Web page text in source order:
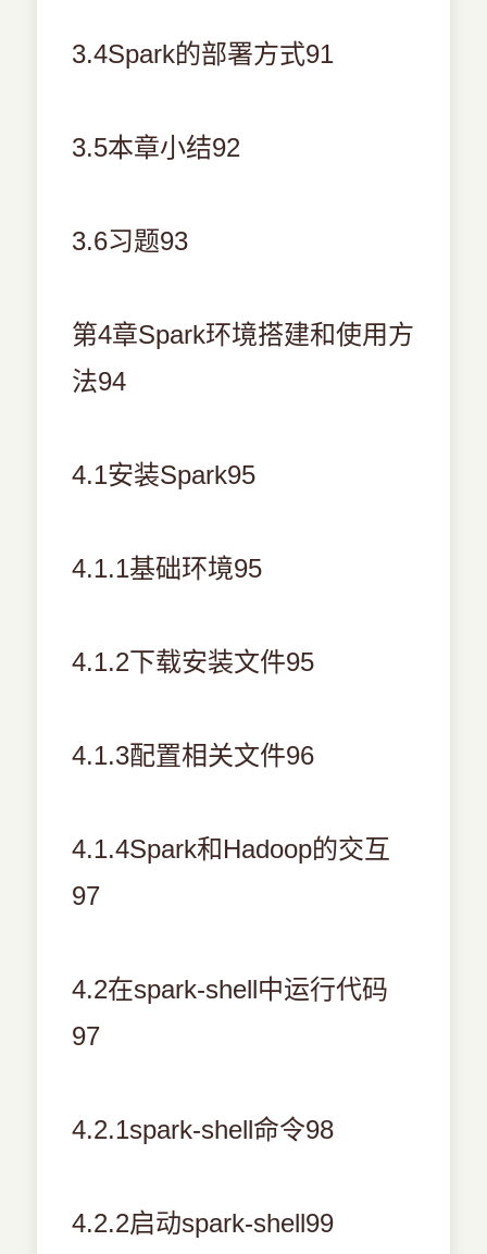
3.4Spark的部署方式91
3.5本章小结92
3.6习题93
第4章Spark环境搭建和使用方
法94
4.1安装Spark95
4.1.1基础环境95
4.1.2下载安装文件95
4.1.3配置相关文件96
4.1.4Spark和Hadoop的交互
97
4.2在spark-shell中运行代码
97
4.2.1spark-shell命令98
4.2.2启动spark-shell99